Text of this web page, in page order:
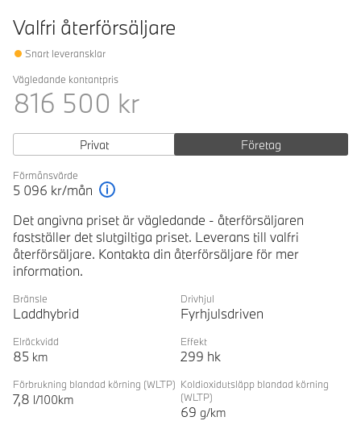
Valfri återförsäljare
Snart leveransklar
Vägledande kontantpris
816 500 kr
Privat Företag
Förmånsvärde
5 096 kr/mån
Det angivna priset är vägledande - återförsäljaren
fastställer det slutgiltiga priset. Leverans till valfri
återförsäljare. Kontakta din återförsäljare för mer
information.
Bränsle
Laddhybrid
Drivhjul
Fyrhjulsdriven
Elräckvidd
85 km
Effekt
299 hk
Förbrukning blandad körning (WLTP)
7,8 l/100km
Koldioxidutsläpp blandad körning
(WLTP)
69 g/km